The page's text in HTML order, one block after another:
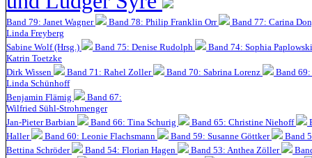
Band 79: Janet Wagner Band 78: Philip Franklin Orr
Band 77: Carina
Linda Freyberg
Sabine Wolf (Hrsg.)
Band 75: Denise Rudolph
Band 74: Sophia
Katrin Toetzke
Dirk Wissen
Band 71: Rahel Zoller Band 70: Sabrina Lorenz
Band
Linda Schünhoff
Benjamin Flämig
Band 67:
Wilfried Sühl-Strohmenger
Jan-Pieter Barbian
Band 66: Tina Schurig Band 65: Christine Niehoff
Haller
Band 60: Leonie Flachsmann Band 59: Susanne Göttker
Band
Bettina Schröder
Band 54: Florian Hagen Band 53: Anthea Zöller